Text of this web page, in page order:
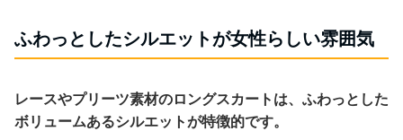
ふわっとしたシルエットが女性らしい雰囲気
レースやプリーツ素材のロングスカートは、ふわっとした
ボリュームあるシルエットが特徴的です。